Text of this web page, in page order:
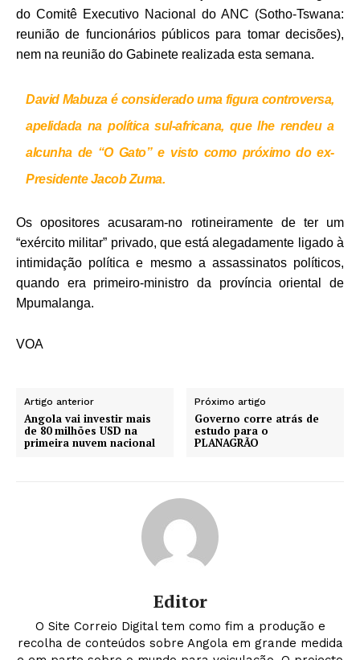
do Comitê Executivo Nacional do ANC (Sotho-Tswana:
reunião de funcionários públicos para tomar decisões),
nem na reunião do Gabinete realizada esta semana.
David Mabuza é considerado uma figura controversa,
apelidada na política sul-africana, que lhe rendeu a
alcunha de “O Gato” e visto como próximo do ex-
Presidente Jacob Zuma.
Os opositores acusaram-no rotineiramente de ter um
“exército militar” privado, que está alegadamente ligado à
intimidação política e mesmo a assassinatos políticos,
quando era primeiro-ministro da província oriental de
Mpumalanga.
VOA
Artigo anterior
Angola vai investir mais
de 80 milhões USD na
primeira nuvem nacional
Próximo artigo
Governo corre atrás de
estudo para o
PLANAGRÃO
Editor
O Site Correio Digital tem como fim a produção e
recolha de conteúdos sobre Angola em grande medida